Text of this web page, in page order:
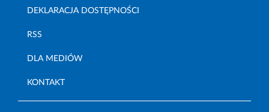
DEKLARACJA DOSTĘPNOŚCI
RSS
DLA MEDIÓW
KONTAKT